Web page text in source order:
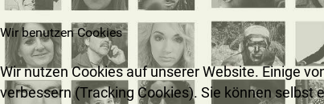
Wir benutzen Cookies
Wir nutzen Cookies auf unserer Website. Einige
verbessern (Tracking Cookies). Sie können